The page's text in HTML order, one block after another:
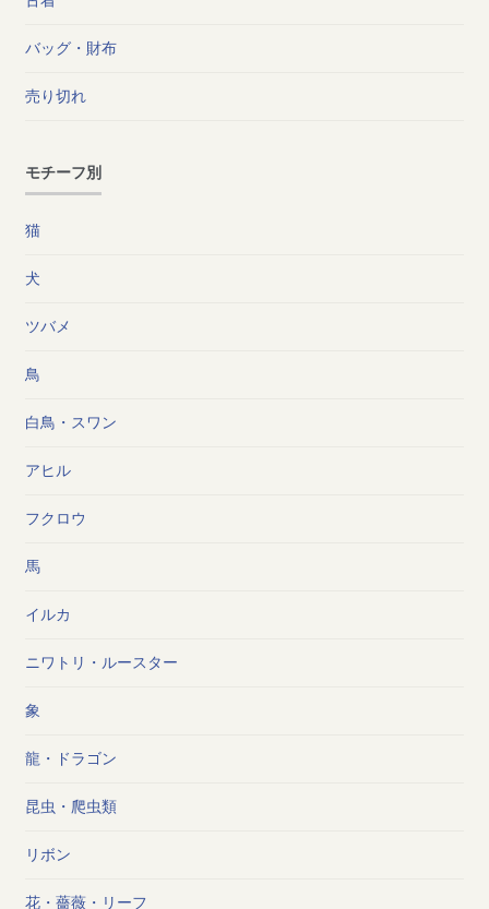
バッグ・財布
売り切れ
モチーフ別
猫
犬
ツバメ
鳥
白鳥・スワン
アヒル
フクロウ
馬
イルカ
ニワトリ・ルースター
象
龍・ドラゴン
昆虫・爬虫類
リボン
花・薔薇・リーフ